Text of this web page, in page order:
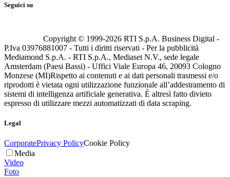
Seguici su
Copyright © 1999-2026 RTI S.p.A. Business Digital -
P.Iva 03976881007 - Tutti i diritti riservati - Per la pubblicità
Mediamond S.p.A. - RTI S.p.A., Mediaset N.V., sede legale
Amsterdam (Paesi Bassi) - Uffici Viale Europa 46, 20093 Cologno
Monzese (MI)Rispetto ai contenuti e ai dati personali trasmessi e/o
riprodotti è vietata ogni utilizzazione funzionale all’addestramento di
sistemi di intelligenza artificiale generativa. È altresì fatto divieto
espresso di utilizzare mezzi automatizzati di data scraping.
Legal
CorporatePrivacy PolicyCookie Policy
Media
Video
Foto